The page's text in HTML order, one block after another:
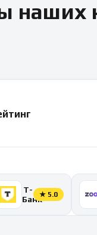
наших
Т-
Банк★ 5.0